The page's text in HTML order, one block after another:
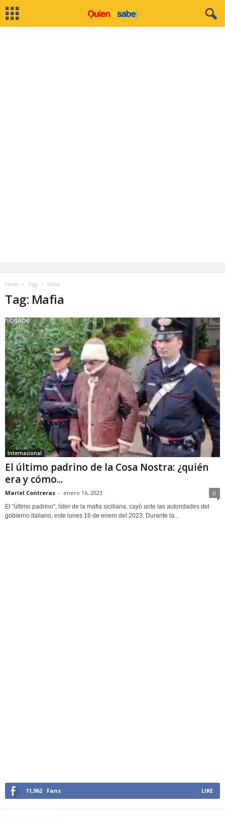
Home Tags Mafia
Tag: Mafia
Internacional
El último padrino de la Cosa Nostra: ¿quién
era y cómo...
Mariel Contreras - enero 16, 2023 0
El "último padrino", líder de la mafia siciliana, cayó ante las autoridades del
gobierno italiano, este lunes 16 de enero del 2023. Durante la...
11,962 Fans LIKE